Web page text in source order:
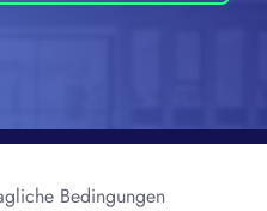
Bedingungen